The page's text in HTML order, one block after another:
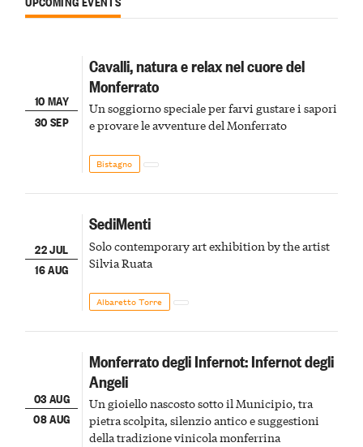
10 MAY
30 SEP
Cavalli, natura e relax nel cuore del
Monferrato
Un soggiorno speciale per farvi gustare i sapori
e provare le avventure del Monferrato
Bistagno
22 JUL
16 AUG
SediMenti
Solo contemporary art exhibition by the artist
Silvia Ruata
Albaretto Torre
03 AUG
08 AUG
Monferrato degli Infernot: Infernot degli
Angeli
Un gioiello nascosto sotto il Municipio, tra
pietra scolpita, silenzio antico e suggestioni
della tradizione vinicola monferrina